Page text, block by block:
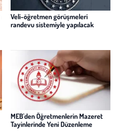
Veli-öğretmen görüşmeleri
randevu sistemiyle yapılacak
MEB'den Öğretmenlerin Mazeret
Tayinlerinde Yeni Düzenleme